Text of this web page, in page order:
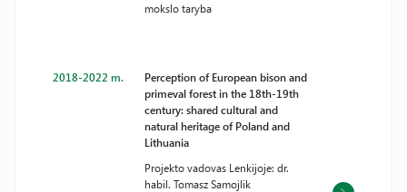
mokslo taryba
2018-2022 m.
Perception of European bison and
primeval forest in the 18th-19th
century: shared cultural and
natural heritage of Poland and
Lithuania
Projekto vadovas Lenkijoje: dr.
habil. Tomasz Samojlik